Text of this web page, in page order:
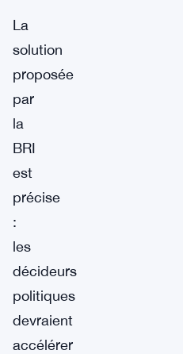
La
solution
proposée
par
la
BRI
est
précise
:
les
décideurs
politiques
devraient
accélérer